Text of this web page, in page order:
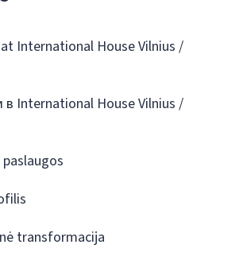
International House Vilnius /
в International House Vilnius /
transformacija